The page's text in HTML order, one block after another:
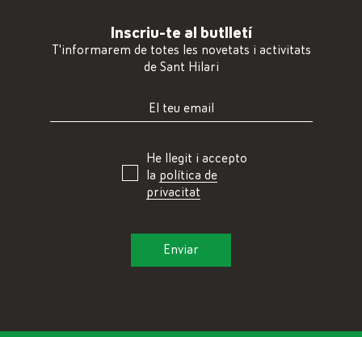
Inscriu-te al butlletí
T'informarem de totes les novetats i activitats
de Sant Hilari
He llegit i accepto
la política de
privacitat